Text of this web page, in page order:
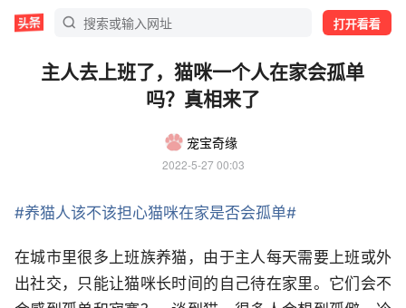
打开看看
主人去上班了，猫咪一个人在家会孤单
吗？真相来了
宠宝奇缘
2022-5-27 00:03
#养猫人该不该担心猫咪在家是否会孤单#
在城市里很多上班族养猫，由于主人每天需要上班或外
出社交，只能让猫咪长时间的自己待在家里。它们会不